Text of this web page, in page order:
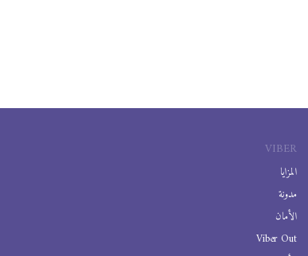
VIBER
المزايا
مدونة
الأمان
Viber Out